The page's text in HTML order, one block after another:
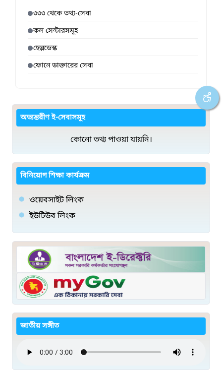
৩৩৩ থেকে তথ্য-সেবা
কল সেন্টারসমূহ
হেল্পডেস্ক
ফোনে ডাক্তারের সেবা
অভ্যন্তরীণ ই-সেবাসমূহ
কোনো তথ্য পাওয়া যায়নি।
বিনিয়োগ শিক্ষা কার্যক্রম
ওয়েবসাইট লিংক
ইউটিউব লিংক
জাতীয় সঙ্গীত